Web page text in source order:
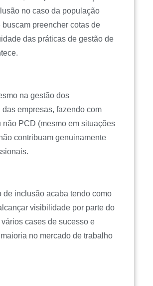
no caso da população
preencher cotas de
das práticas de gestão de
na gestão dos
empresas, fazendo com
PCD (mesmo em situações
contribuam genuinamente
de inclusão acaba tendo como
visibilidade por parte do
cases de sucesso e
no mercado de trabalho